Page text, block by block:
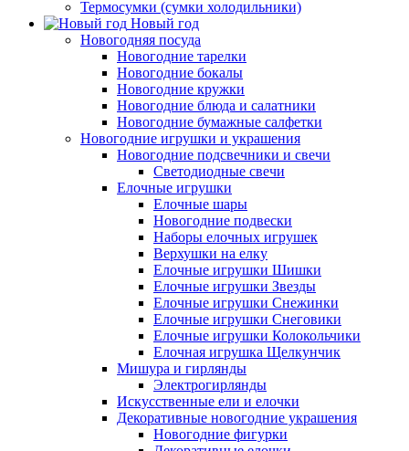
Термосумки (сумки холодильники)
Новый год
Новогодняя посуда
Новогодние тарелки
Новогодние бокалы
Новогодние кружки
Новогодние блюда и салатники
Новогодние бумажные салфетки
Новогодние игрушки и украшения
Новогодние подсвечники и свечи
Светодиодные свечи
Елочные игрушки
Елочные шары
Новогодние подвески
Наборы елочных игрушек
Верхушки на елку
Елочные игрушки Шишки
Елочные игрушки Звезды
Елочные игрушки Снежинки
Елочные игрушки Снеговики
Елочные игрушки Колокольчики
Елочная игрушка Щелкунчик
Мишура и гирлянды
Электрогирлянды
Искусственные ели и елочки
Декоративные новогодние украшения
Новогодние фигурки